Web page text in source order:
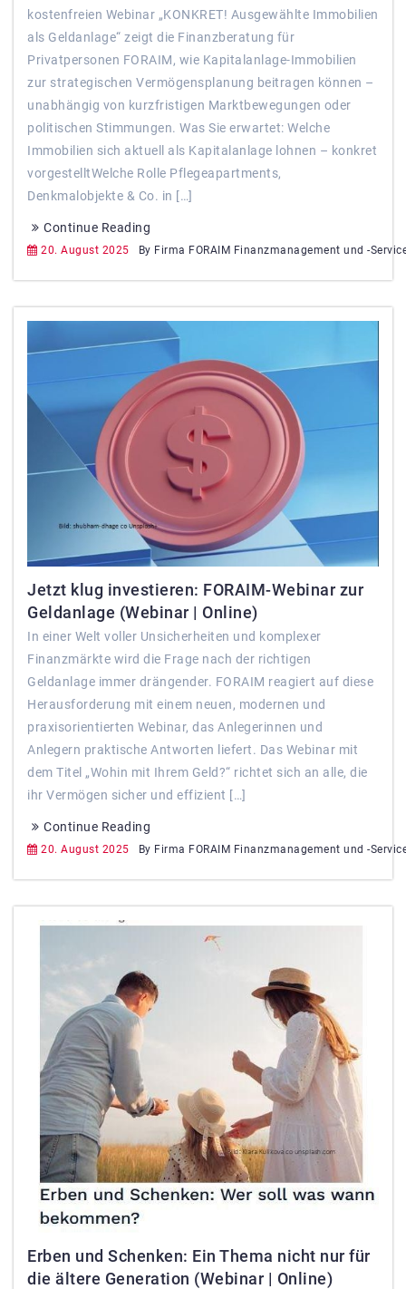
kostenfreien Webinar „KONKRET! Ausgewählte Immobilien
als Geldanlage“ zeigt die Finanzberatung für
Privatpersonen FORAIM, wie Kapitalanlage-Immobilien
zur strategischen Vermögensplanung beitragen können –
unabhängig von kurzfristigen Marktbewegungen oder
politischen Stimmungen. Was Sie erwartet: Welche
Immobilien sich aktuell als Kapitalanlage lohnen – konkret
vorgestelltWelche Rolle Pflegeapartments,
Denkmalobjekte & Co. in […]
Continue Reading
20. August 2025 By Firma FORAIM Finanzmanagement und -
Jetzt klug investieren: FORAIM-Webinar zur
Geldanlage (Webinar | Online)
In einer Welt voller Unsicherheiten und komplexer
Finanzmärkte wird die Frage nach der richtigen
Geldanlage immer drängender. FORAIM reagiert auf diese
Herausforderung mit einem neuen, modernen und
praxisorientierten Webinar, das Anlegerinnen und
Anlegern praktische Antworten liefert. Das Webinar mit
dem Titel „Wohin mit Ihrem Geld?“ richtet sich an alle, die
ihr Vermögen sicher und effizient […]
Continue Reading
20. August 2025 By Firma FORAIM Finanzmanagement und -
Erben und Schenken: Ein Thema nicht nur für
die ältere Generation (Webinar | Online)